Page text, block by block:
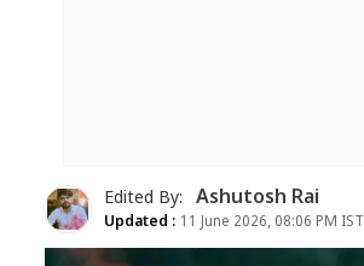
Edited By: Ashutosh Rai
Updated : 11 June 2026, 08:06 PM IST